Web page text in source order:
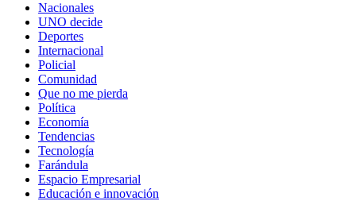
Nacionales
UNO decide
Deportes
Internacional
Policial
Comunidad
Que no me pierda
Política
Economía
Tendencias
Tecnología
Farándula
Espacio Empresarial
Educación e innovación